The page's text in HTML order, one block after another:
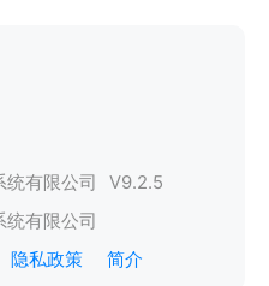
有限公司 V9.2.5
有限公司
隐私政策 简介